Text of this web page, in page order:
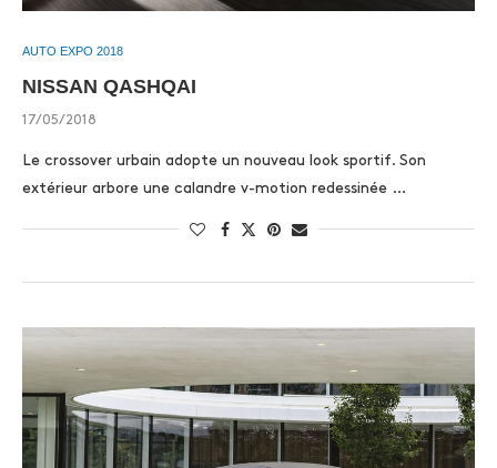
AUTO EXPO 2018
NISSAN QASHQAI
17/05/2018
Le crossover urbain adopte un nouveau look sportif. Son
extérieur arbore une calandre v-motion redessinée …